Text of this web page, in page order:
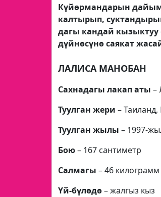
Күйөрмандарын
калтырып,
дагы кандай
дүйнөсүнө саякат
ЛАЛИСА МАНОБАН
Сахнадагы лакап аты –
Туулган жери –
Туулган жылы – 1997-
Бою– 167 сантиметр
Салмагы – 46 килограмм
Үй-бүлөдө– жалгыз кыз